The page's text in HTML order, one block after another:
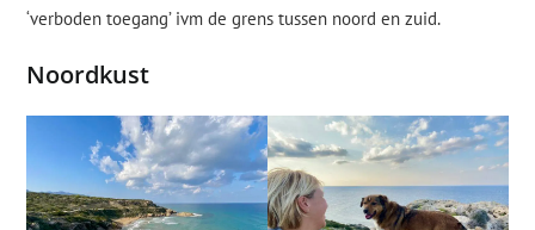
‘verboden toegang’ ivm de grens tussen noord en zuid.
Noordkust